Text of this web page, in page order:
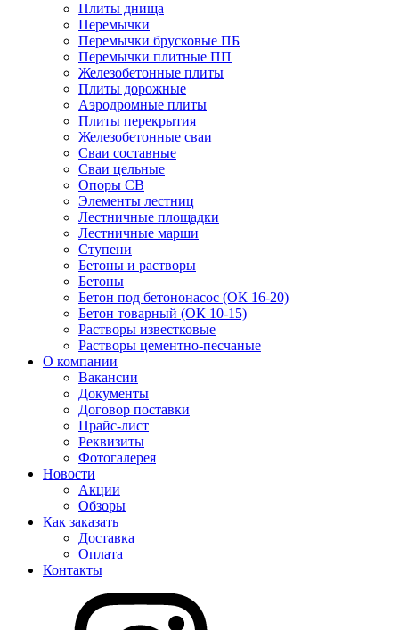
Плиты днища
Перемычки
Перемычки брусковые ПБ
Перемычки плитные ПП
Железобетонные плиты
Плиты дорожные
Аэродромные плиты
Плиты перекрытия
Железобетонные сваи
Сваи составные
Сваи цельные
Опоры СВ
Элементы лестниц
Лестничные площадки
Лестничные марши
Ступени
Бетоны и растворы
Бетоны
Бетон под бетононасос (ОК 16-20)
Бетон товарный (ОК 10-15)
Растворы известковые
Растворы цементно-песчаные
О компании
Вакансии
Документы
Договор поставки
Прайс-лист
Реквизиты
Фотогалерея
Новости
Акции
Обзоры
Как заказать
Доставка
Оплата
Контакты